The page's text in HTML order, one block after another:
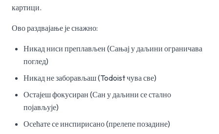
картици.
Ово раздвајање је снажно:
Никад ниси преплављен (Сањај у даљини ограничава
поглед)
Никад не заборављаш (Todoist чува све)
Остајеш фокусиран (Сан у даљини се стално
појављује)
Осећате се инспирисано (прелепе позадине)